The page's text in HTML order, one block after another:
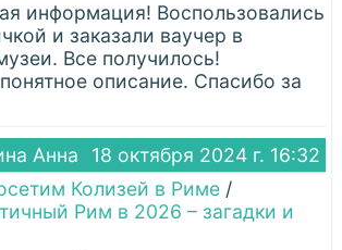
информация! Воспользовались
и заказали ваучер в
Все получилось!
описание. Спасибо за
18 октября 2024 г. 16:32
Анна
Колизей в Риме /
Рим в 2026 – загадки и